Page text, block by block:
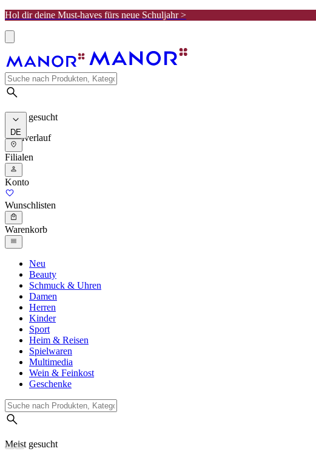
Hol dir deine Must-haves fürs neue Schuljahr >
Meist gesucht
Suchverlauf
DE
Filialen
Konto
Wunschlisten
Warenkorb
Neu
Beauty
Schmuck & Uhren
Damen
Herren
Kinder
Sport
Heim & Reisen
Spielwaren
Multimedia
Wein & Feinkost
Geschenke
Meist gesucht